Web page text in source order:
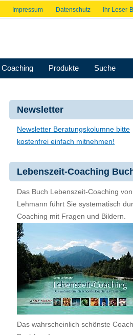
Impressum Datenschutz Ihr Leser-
Coaching Produkte Suche
Newsletter
Newsletter Beratungskolumne bitte
kostenfrei einfach mitnehmen!
Lebenszeit-Coaching
Das Buch Lebenszeit-Coaching
Lehmann führt Sie systematisch
Coaching mit Fragen und Bildern.
Das wahrscheinlich schönste